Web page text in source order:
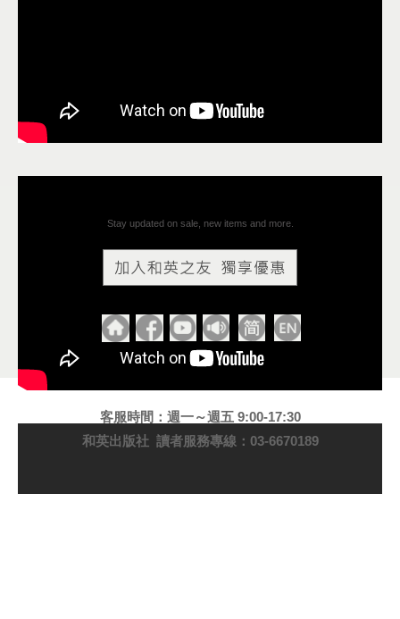
Stay updated on sale, new items and more.
客服時間：週一～週五 9:00-17:30
和英出版社 讀者服務專線：03-6670189